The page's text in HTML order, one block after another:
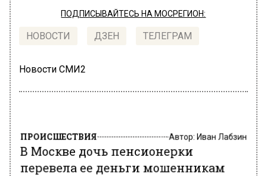
ПОДПИСЫВАЙТЕСЬ НА МОСРЕГИОН:
НОВОСТИ ДЗЕН ТЕЛЕГРАМ
Новости СМИ2
ПРОИСШЕСТВИЯ Автор:Иван Лабзин
В Москве дочь пенсионерки
перевела ее деньги мошенникам